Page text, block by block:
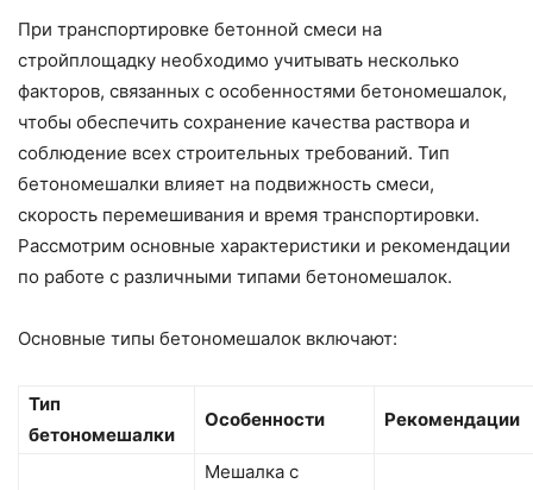
При транспортировке бетонной смеси на
стройплощадку необходимо учитывать несколько
факторов, связанных с особенностями бетономешалок,
чтобы обеспечить сохранение качества раствора и
соблюдение всех строительных требований. Тип
бетономешалки влияет на подвижность смеси,
скорость перемешивания и время транспортировки.
Рассмотрим основные характеристики и рекомендации
по работе с различными типами бетономешалок.
Основные типы бетономешалок включают:
Тип
бетономешалки
Особенности Рекомендации
Мешалка с